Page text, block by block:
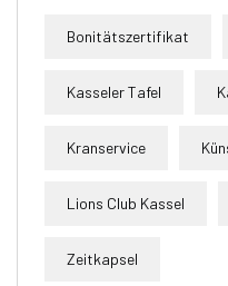
Bonitätszertifikat
Kasseler Tafel
Kranservice
Lions Club Kassel
Zeitkapsel